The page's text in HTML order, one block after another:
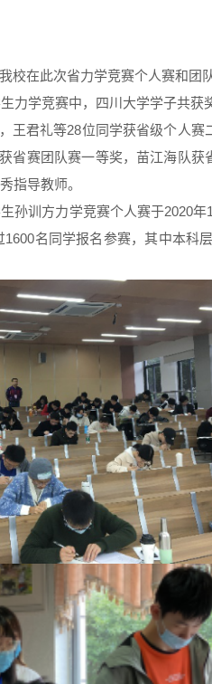
在此次省力学竞赛个人赛和团
力学竞赛中，四川大学学子共
君礼等28位同学获省级个人
赛团队赛一等奖，苗江海队
指导教师。
训方力学竞赛个人赛于2020
名同学报名参赛，其中本科